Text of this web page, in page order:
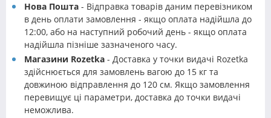
Нова Пошта - Відправка товарів даним перевізником
в день оплати замовлення - якщо оплата надійшла до
12:00, або на наступний робочий день - якщо оплата
надійшла пізніше зазначеного часу.
Магазини Rozetka - Доставка у точки видачі Rozetka
здійснюється для замовлень вагою до 15 кг та
довжиною відправлення до 120 см. Якщо замовлення
перевищує ці параметри, доставка до точки видачі
неможлива.